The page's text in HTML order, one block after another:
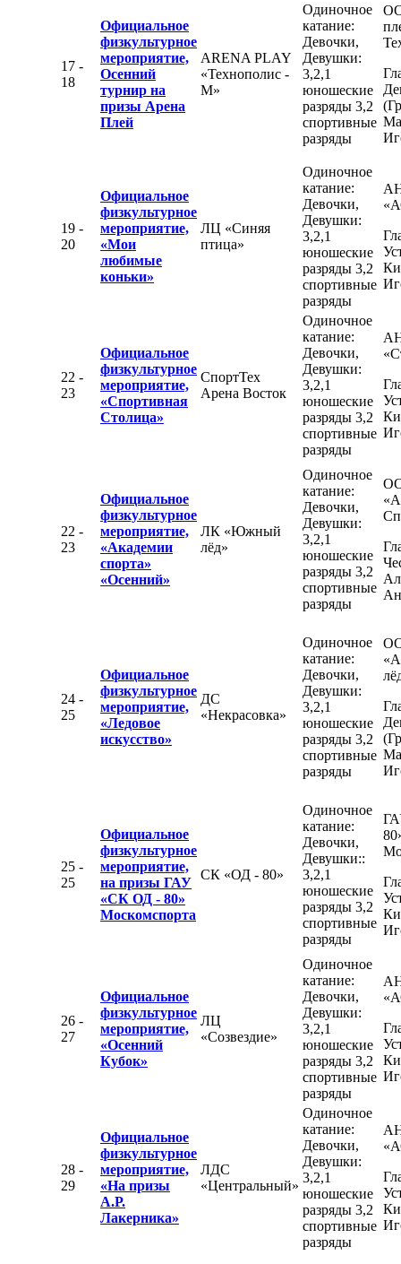
17 -
18
Официальное
физкультурное
мероприятие,
Осенний
турнир на
призы Арена
Плей
ARENA PLAY
«Технополис -
М»
Одиночное
катание:
Девочки,
Девушки:
3,2,1
юношеские
разряды 3,2
спортивные
разряды
19 -
20
Официальное
физкультурное
мероприятие,
«Мои
любимые
коньки»
ЛЦ «Синяя
птица»
Одиночное
катание:
Девочки,
Девушки:
3,2,1
юношеские
разряды 3,2
спортивные
разряды
22 -
23
Официальное
физкультурное
мероприятие,
«Спортивная
Столица»
СпортТех
Арена Восток
Одиночное
катание:
Девочки,
Девушки:
3,2,1
юношеские
разряды 3,2
спортивные
разряды
22 -
23
Официальное
физкультурное
мероприятие,
«Академии
спорта»
«Осенний»
ЛК «Южный
лёд»
Одиночное
катание:
Девочки,
Девушки:
3,2,1
юношеские
разряды 3,2
спортивные
разряды
24 -
25
Официальное
физкультурное
мероприятие,
«Ледовое
искусство»
ДС
«Некрасовка»
Одиночное
катание:
Девочки,
Девушки:
3,2,1
юношеские
разряды 3,2
спортивные
разряды
25 -
25
Официальное
физкультурное
мероприятие,
на призы ГАУ
«СК ОД - 80»
Москомспорта
СК «ОД - 80»
Одиночное
катание:
Девочки,
Девушки::
3,2,1
юношеские
разряды 3,2
спортивные
разряды
26 -
27
Официальное
физкультурное
мероприятие,
«Осенний
Кубок»
ЛЦ
«Созвездие»
Одиночное
катание:
Девочки,
Девушки:
3,2,1
юношеские
разряды 3,2
спортивные
разряды
28 -
29
Официальное
физкультурное
мероприятие,
«На призы
А.Р.
Лакерника»
ЛДС
«Центральный»
Одиночное
катание:
Девочки,
Девушки:
3,2,1
юношеские
разряды 3,2
спортивные
разряды